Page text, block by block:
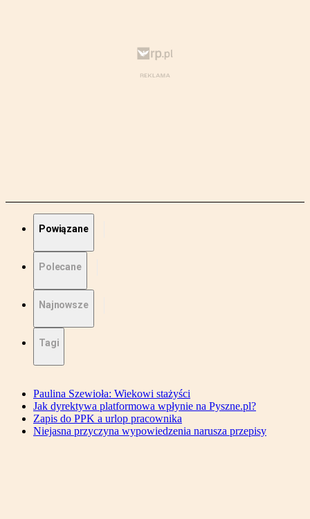
Powiązane
Polecane
Najnowsze
Tagi
Paulina Szewioła: Wiekowi stażyści
Jak dyrektywa platformowa wpłynie na Pyszne.pl?
Zapis do PPK a urlop pracownika
Niejasna przyczyna wypowiedzenia narusza przepisy